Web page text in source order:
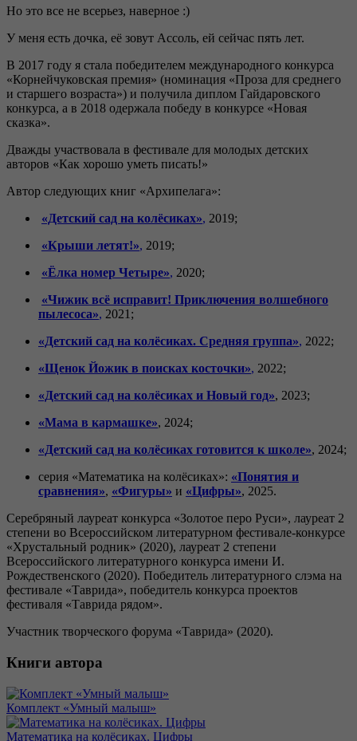
Но это все не всерьез, наверное :)
У меня есть дочка, её зовут Ассоль, ей сейчас пять лет.
В 2017 году я стала победителем международного конкурса
«Корнейчуковская премия» (номинация «Проза для среднего
и старшего возраста») и получила диплом Гайдаровского
конкурса, а в 2018 одержала победу в конкурсе «Новая
сказка».
Дважды участвовала в фестивале для молодых детских
авторов «Как хорошо уметь писать!»
Автор следующих книг «Архипелага»:
«Детский сад на колёсиках», 2019;
«Крыши летят!», 2019;
«Ёлка номер Четыре», 2020;
«Чижик всё исправит! Приключения волшебного
пылесоса», 2021;
«Детский сад на колёсиках. Средняя группа», 2022;
«Щенок Йожик в поисках косточки», 2022;
«Детский сад на колёсиках и Новый год», 2023;
«Мама в кармашке», 2024;
«Детский сад на колёсиках готовится к школе», 2024;
серия «Математика на колёсиках»: «Понятия и
сравнения», «Фигуры» и «Цифры», 2025.
Серебряный лауреат конкурса «Золотое перо Руси», лауреат 2
степени во Всероссийском литературном фестивале-конкурсе
«Хрустальный родник» (2020), лауреат 2 степени
Всероссийского литературного конкурса имени И.
Рождественского (2020). Победитель литературного слэма на
фестивале «Таврида», победитель конкурса проектов
фестиваля «Таврида рядом».
Участник творческого форума «Таврида» (2020).
Книги автора
Комплект «Умный малыш»
Математика на колёсиках. Цифры